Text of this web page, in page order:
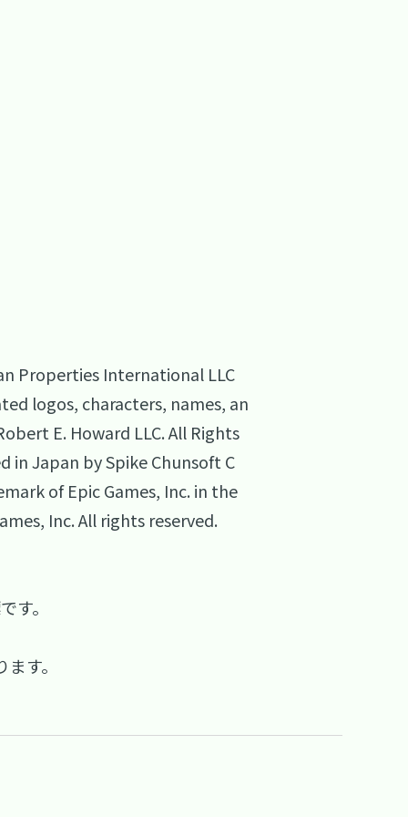
Properties International LLC
logos, characters, names, an
E. Howard LLC. All Rights
in Japan by Spike Chunsoft C
of Epic Games, Inc. in the
Inc. All rights reserved.
す。
す。